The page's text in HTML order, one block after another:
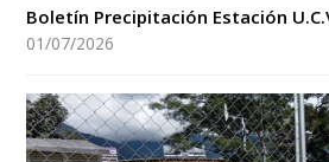
Boletín Precipitación Estación
01/07/2026